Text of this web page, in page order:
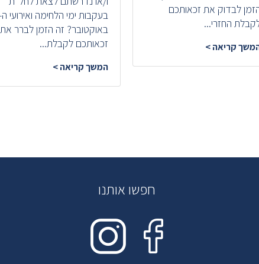
לבדוק את זכאותכם
החזרי...
קריאה >
באוקטובר? זה הזמן לברר את
זכאותכם לקבלת...
המשך קריאה >
חפשו אותנו